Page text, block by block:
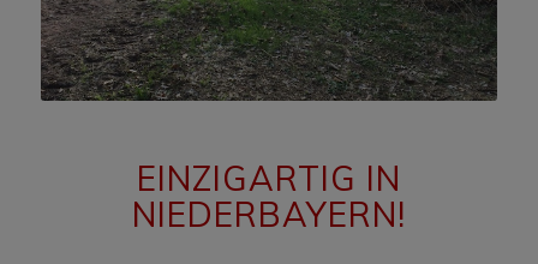
EINZIGARTIG IN
NIEDERBAYERN!